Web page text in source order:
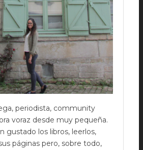
periodista, community
voraz desde muy pequeña.
gustado los libros, leerlos,
páginas pero, sobre todo,